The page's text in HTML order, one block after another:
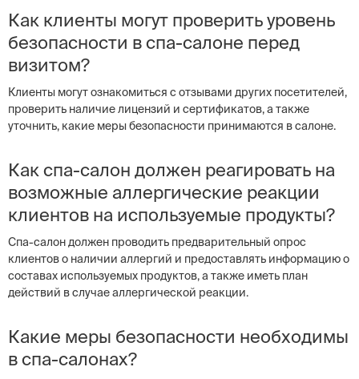
Как клиенты могут проверить уровень
безопасности в спа-салоне перед
визитом?
Клиенты могут ознакомиться с отзывами других посетителей,
проверить наличие лицензий и сертификатов, а также
уточнить, какие меры безопасности принимаются в салоне.
Как спа-салон должен реагировать на
возможные аллергические реакции
клиентов на используемые продукты?
Спа-салон должен проводить предварительный опрос
клиентов о наличии аллергий и предоставлять информацию о
составах используемых продуктов, а также иметь план
действий в случае аллергической реакции.
Какие меры безопасности необходимы
в спа-салонах?